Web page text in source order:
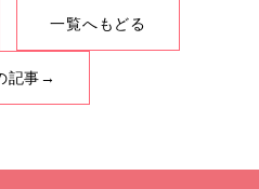
一覧へもどる
記事→